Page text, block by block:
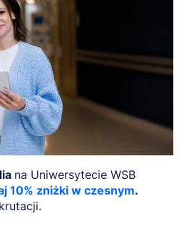
na Uniwersytecie WSB
10% zniżki w czesnym.